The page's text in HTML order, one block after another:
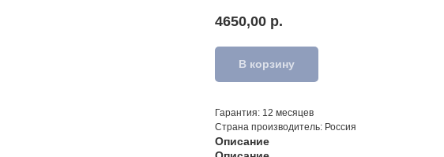
4650,00 р.
В корзину
Гарантия: 12 месяцев
Страна производитель: Россия
Описание